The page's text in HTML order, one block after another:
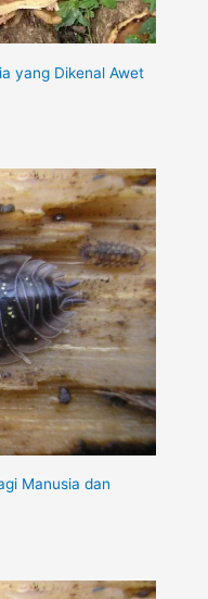
yang Dikenal Awet
Manusia dan